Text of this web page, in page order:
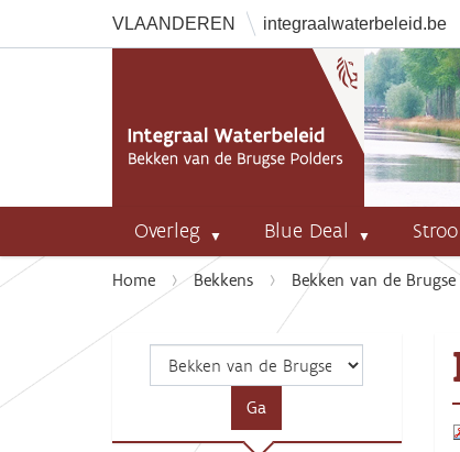
VLAANDEREN integraalwaterbeleid.be
Overleg Blue Deal
U
e
Home Bekkens Bekken van de